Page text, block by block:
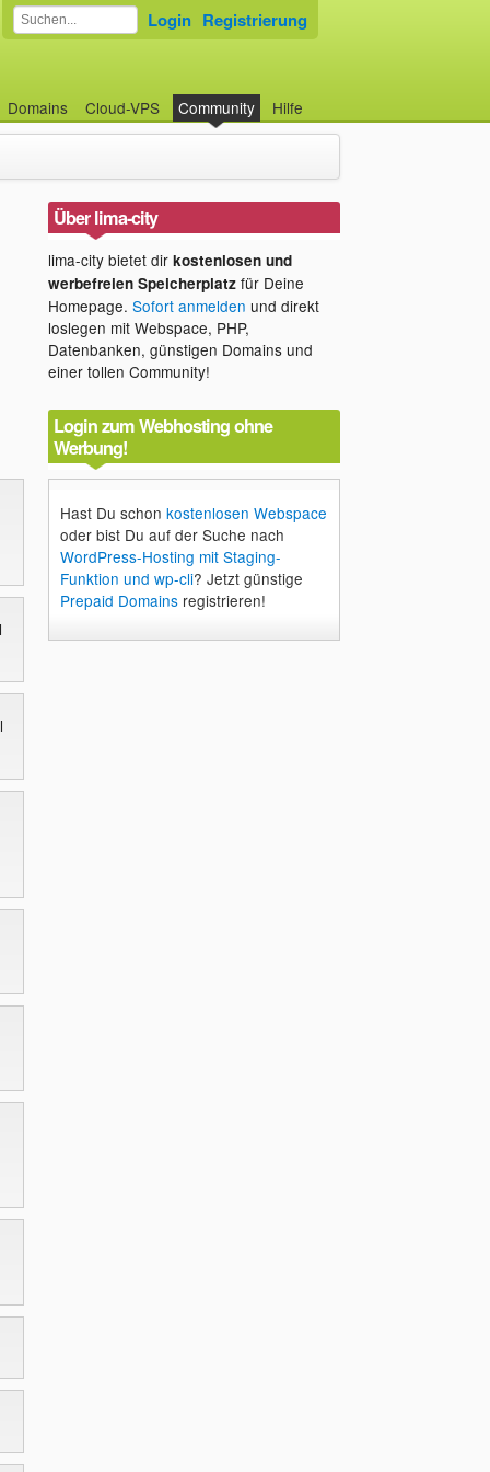
Domains Cloud-VPS Community Hilfe
Login Registrierung
Über lima-city
lima-city bietet dir kostenlosen und
werbefreien Speicherplatzfür Deine
Homepage. Sofort anmelden und direkt
loslegen mit Webspace, PHP,
Datenbanken, günstigen Domains und
einer tollen Community!
Login zum Webhosting ohne
Werbung!
Hast Du schon kostenlosen Webspace
oder bist Du auf der Suche nach
WordPress-Hosting mit Staging-
Funktion und wp-cli? Jetzt günstige
Prepaid Domainsregistrieren!